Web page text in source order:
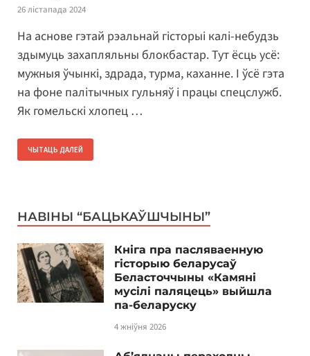
26 лістапада 2024
На аснове гэтай рэальнай гісторыі калі-небудзь
здымуць захапляльны блокбастар. Тут ёсць усё:
мужныя ўчынкі, здрада, турма, каханне. І ўсё гэта
на фоне палітычных гульняў і працы спецслужб.
Як гомельскі хлопец …
ЧЫТАЦЬ ДАЛЕЙ
НАВІНЫ “БАЦЬКАЎШЧЫНЫ”
Кніга пра пасляваенную
гісторыю беларусаў
Беласточчыны «Камяні
мусілі паляцець» выйшла
па-беларуску
4 жніўня 2026